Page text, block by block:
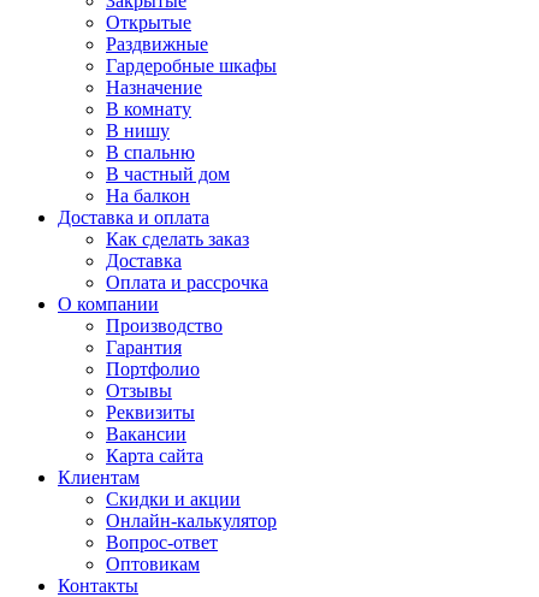
Открытые
Раздвижные
Гардеробные шкафы
Назначение
В комнату
В нишу
В спальню
В частный дом
На балкон
Доставка и оплата
Как сделать заказ
Доставка
Оплата и рассрочка
О компании
Производство
Гарантия
Портфолио
Отзывы
Реквизиты
Вакансии
Карта сайта
Клиентам
Скидки и акции
Онлайн-калькулятор
Вопрос-ответ
Оптовикам
Контакты